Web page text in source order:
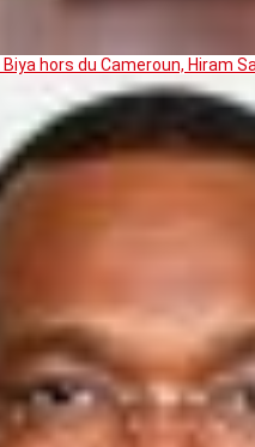
hors du Cameroun, Hiram